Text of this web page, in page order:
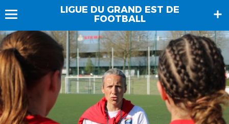
LIGUE DU GRAND EST DE
FOOTBALL